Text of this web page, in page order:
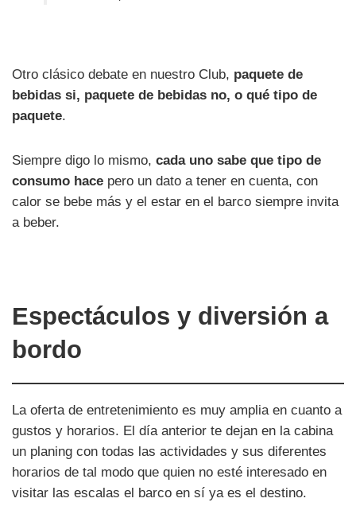
Otro clásico debate en nuestro Club, paquete de
bebidas si, paquete de bebidas no, o qué tipo de
paquete.
Siempre digo lo mismo, cada uno sabe que tipo de
consumo hace pero un dato a tener en cuenta, con
calor se bebe más y el estar en el barco siempre invita
a beber.
Espectáculos y diversión a
bordo
La oferta de entretenimiento es muy amplia en cuanto a
gustos y horarios. El día anterior te dejan en la cabina
un planing con todas las actividades y sus diferentes
horarios de tal modo que quien no esté interesado en
visitar las escalas el barco en sí ya es el destino.